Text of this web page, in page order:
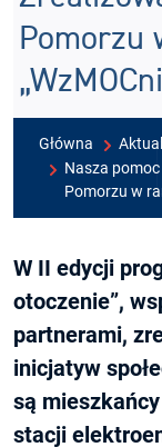
Pomorzu
Główna
Nasza
Pomorzu w
W II edycji
otoczenie”,
partnerami,
inicjatyw
są
stacji